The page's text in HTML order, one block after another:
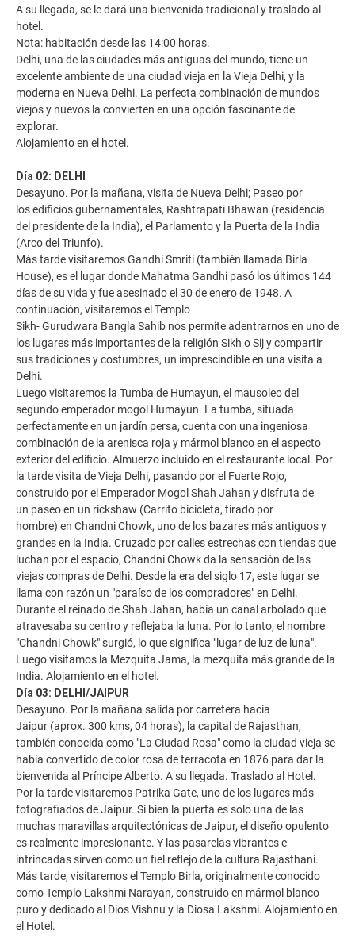
A su llegada, se le dará una bienvenida tradicional y traslado al
hotel.
Nota: habitación desde las 14:00 horas.
Delhi, una de las ciudades más antiguas del mundo, tiene un
excelente ambiente de una ciudad vieja en la Vieja Delhi, y la
moderna en Nueva Delhi. La perfecta combinación de mundos
viejos y nuevos la convierten en una opción fascinante de
explorar.
Alojamiento en el hotel.
Día 02: DELHI
Desayuno. Por la mañana, visita de Nueva Delhi; Paseo por
los edificios gubernamentales, Rashtrapati Bhawan (residencia
del presidente de la India), el Parlamento y la Puerta de la India
(Arco del Triunfo).
Más tarde visitaremos Gandhi Smriti (también llamada Birla
House), es el lugar donde Mahatma Gandhi pasó los últimos 144
días de su vida y fue asesinado el 30 de enero de 1948. A
continuación, visitaremos el Templo
Sikh- Gurudwara Bangla Sahib nos permite adentrarnos en uno de
los lugares más importantes de la religión Sikh o Sij y compartir
sus tradiciones y costumbres, un imprescindible en una visita a
Delhi.
Luego visitaremos la Tumba de Humayun, el mausoleo del
segundo emperador mogol Humayun. La tumba, situada
perfectamente en un jardín persa, cuenta con una ingeniosa
combinación de la arenisca roja y mármol blanco en el aspecto
exterior del edificio. Almuerzo incluido en el restaurante local. Por
la tarde visita de Vieja Delhi, pasando por el Fuerte Rojo,
construido por el Emperador Mogol Shah Jahan y disfruta de
un paseo en un rickshaw (Carrito bicicleta, tirado por
hombre) en Chandni Chowk, uno de los bazares más antiguos y
grandes en la India. Cruzado por calles estrechas con tiendas que
luchan por el espacio, Chandni Chowk da la sensación de las
viejas compras de Delhi. Desde la era del siglo 17, este lugar se
llama con razón un "paraíso de los compradores" en Delhi.
Durante el reinado de Shah Jahan, había un canal arbolado que
atravesaba su centro y reflejaba la luna. Por lo tanto, el nombre
"Chandni Chowk" surgió, lo que significa "lugar de luz de luna".
Luego visitamos la Mezquita Jama, la mezquita más grande de la
India. Alojamiento en el hotel.
Día 03: DELHI/JAIPUR
Desayuno. Por la mañana salida por carretera hacia
Jaipur (aprox. 300 kms, 04 horas), la capital de Rajasthan,
también conocida como "La Ciudad Rosa" como la ciudad vieja se
había convertido de color rosa de terracota en 1876 para dar la
bienvenida al Príncipe Alberto. A su llegada. Traslado al Hotel.
Por la tarde visitaremos Patrika Gate, uno de los lugares más
fotografiados de Jaipur. Si bien la puerta es solo una de las
muchas maravillas arquitectónicas de Jaipur, el diseño opulento
es realmente impresionante. Y las pasarelas vibrantes e
intrincadas sirven como un fiel reflejo de la cultura Rajasthani.
Más tarde, visitaremos el Templo Birla, originalmente conocido
como Templo Lakshmi Narayan, construido en mármol blanco
puro y dedicado al Dios Vishnu y la Diosa Lakshmi. Alojamiento en
el Hotel.